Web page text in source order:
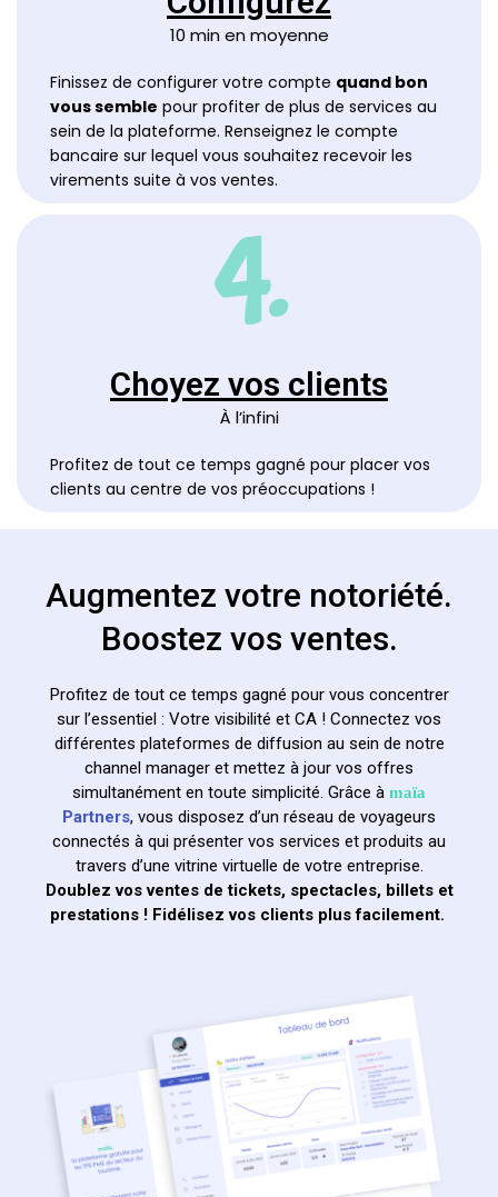
10 min en moyenne
Finissez de configurer votre compte quand bon
vous semble pour profiter de plus de services au
sein de la plateforme. Renseignez le compte
bancaire sur lequel vous souhaitez recevoir les
4.
Choyez vos clients
À l’infini
Profitez de tout ce temps gagné pour placer vos
Augmentez votre notoriété.
Boostez vos ventes.
Profitez de tout ce temps gagné pour vous concentrer
sur l’essentiel : Votre visibilité et CA ! Connectez vos
différentes plateformes de diffusion au sein de notre
channel manager et mettez à jour vos offres
simultanément en toute simplicité. Grâce à maïa
Partners, vous disposez d’un réseau de voyageurs
connectés à qui présenter vos services et produits au
travers d’une vitrine virtuelle de votre entreprise.
Doublez vos ventes de tickets, spectacles, billets et
prestations ! Fidélisez vos clients plus facilement.